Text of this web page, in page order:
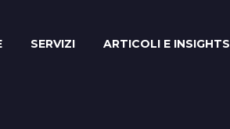
SERVIZI ARTICOLI E INSIGHTS